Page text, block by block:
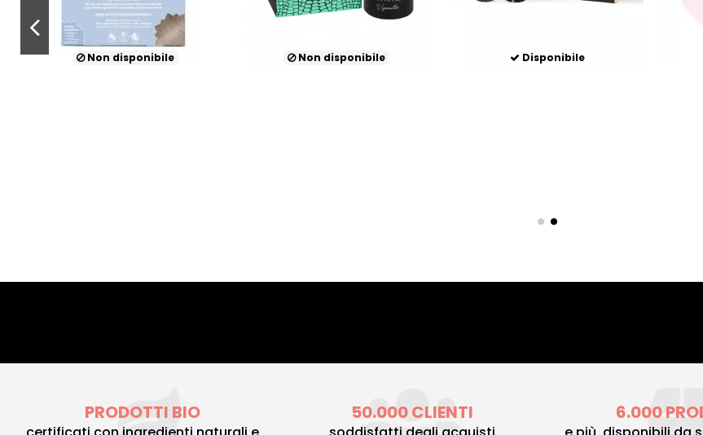
Non disponibile Non disponibile Disponibile
PRODOTTI BIO 50.000 CLIENTI 6.000